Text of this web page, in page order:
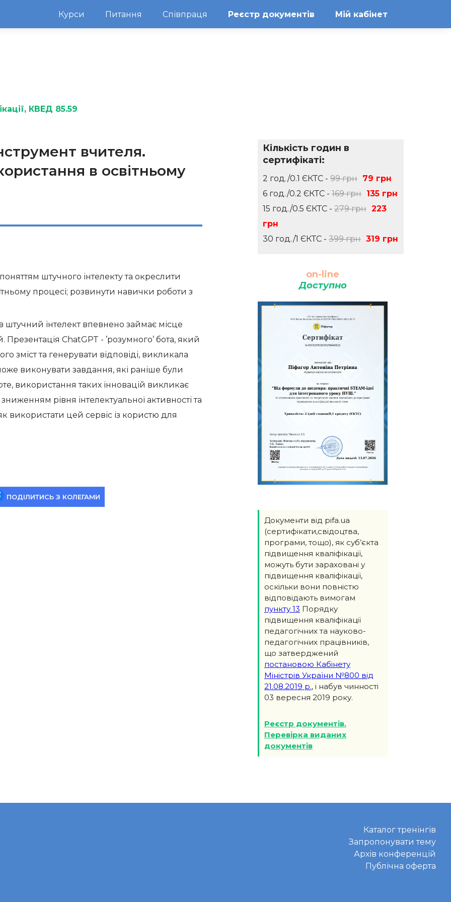
Курси Питання Співпраця Реєстр документів Мій кабінет
, КВЕД 85.59
вчителя.
в освітньому
штучного інтелекту та окреслити
процесі; розвинути навички роботи з
штучний інтелект впевнено займає місце
Презентація ChatGPT - ’розумного’ бота, який
зміст та генерувати відповіді, викликала
виконувати завдання, які раніше були
використання таких інновацій викликає
рівня інтелектуальної активності та
використати цей сервіс із користю для
ПОДІЛИТИСЬ З КОЛЕГАМИ
Кількість годин в
сертифікаті:
2 год./0.1 ЄКТС - 99 грн 79 грн
6 год./0.2 ЄКТС - 169 грн 135 грн
15 год./0.5 ЄКТС - 279 грн 223
грн
30 год./1 ЄКТС - 399 грн 319 грн
on-line
Доступно
Документи від pifa.ua
(сертифікати,свідоцтва,
програми, тощо), як суб’єкта
підвищення кваліфікації,
можуть бути зараховані у
підвищення кваліфікації,
оскільки вони повністю
відповідають вимогам
пункту 13 Порядку
підвищення кваліфікації
педагогічних та науково-
педагогічних працівників,
що затверджений
постановою Кабінету
Міністрів України №800 від
21.08.2019 р., і набув чинності
03 вересня 2019 року.
Реєстр документів.
Перевірка виданих
документів
Каталог тренінгів
Запропонувати тему
Архів конференцій
Публічна оферта